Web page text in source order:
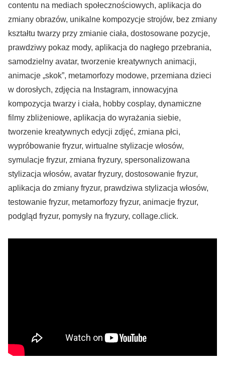
contentu na mediach społecznościowych, aplikacja do
zmiany obrazów, unikalne kompozycje strojów, bez zmiany
kształtu twarzy przy zmianie ciała, dostosowane pozycje,
prawdziwy pokaz mody, aplikacja do nagłego przebrania,
samodzielny avatar, tworzenie kreatywnych animacji,
animacje „skok”, metamorfozy modowe, przemiana dzieci
w dorosłych, zdjęcia na Instagram, innowacyjna
kompozycja twarzy i ciała, hobby cosplay, dynamiczne
filmy zbliżeniowe, aplikacja do wyrażania siebie,
tworzenie kreatywnych edycji zdjęć, zmiana płci,
wypróbowanie fryzur, wirtualne stylizacje włosów,
symulacje fryzur, zmiana fryzury, spersonalizowana
stylizacja włosów, avatar fryzury, dostosowanie fryzur,
aplikacja do zmiany fryzur, prawdziwa stylizacja włosów,
testowanie fryzur, metamorfozy fryzur, animacje fryzur,
podgląd fryzur, pomysły na fryzury, collage.click.